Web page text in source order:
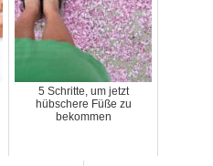
5 Schritte, um jetzt
hübschere Füße zu
bekommen